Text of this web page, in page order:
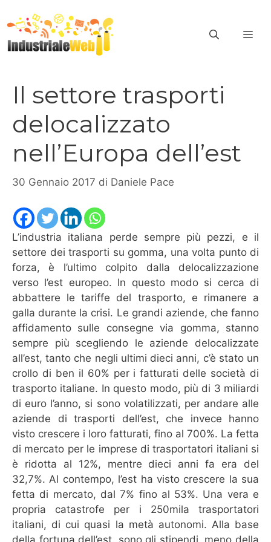
al
contenuto
Il settore trasporti
delocalizzato
nell’Europa dell’est
30 Gennaio 2017 di Daniele Pace
L’industria italiana perde sempre più pezzi, e il
settore dei trasporti su gomma, una volta punto di
forza, è l’ultimo colpito dalla delocalizzazione
verso l’est europeo. In questo modo si cerca di
abbattere le tariffe del trasporto, e rimanere a
galla durante la crisi. Le grandi aziende, che fanno
affidamento sulle consegne via gomma, stanno
sempre più scegliendo le aziende delocalizzate
all’est, tanto che negli ultimi dieci anni, c’è stato un
crollo di ben il 60% per i fatturati delle società di
trasporto italiane. In questo modo, più di 3 miliardi
di euro l’anno, si sono volatilizzati, per andare alle
aziende di trasporti dell’est, che invece hanno
visto crescere i loro fatturati, fino al 700%. La fetta
di mercato per le imprese di trasportatori italiani si
è ridotta al 12%, mentre dieci anni fa era del
32,7%. Al contempo, l’est ha visto crescere la sua
fetta di mercato, dal 7% fino al 53%. Una vera e
propria catastrofe per i 250mila trasportatori
italiani, di cui quasi la metà autonomi. Alla base